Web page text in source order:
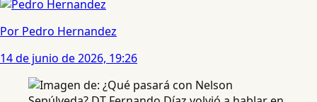
Por Pedro Hernandez
14 de junio de 2026, 19:26